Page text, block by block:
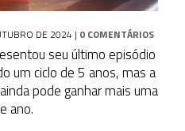
DE 2024 | 0 COMENTÁRIOS
seu último episódio
um ciclo de 5 anos, mas a
pode ganhar mais uma
ano.